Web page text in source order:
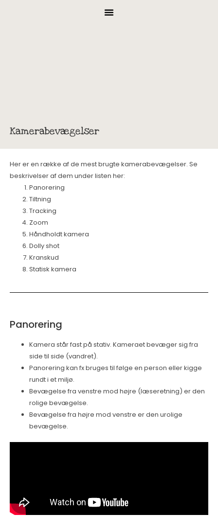
Kamerabevægelser
Her er en række af de mest brugte kamerabevægelser. Se
beskrivelser af dem under listen her:
Panorering
Tiltning
Tracking
Zoom
Håndholdt kamera
Dolly shot
Kranskud
Statisk kamera
Panorering
Kamera står fast på stativ. Kameraet bevæger sig fra
side til side (vandret).
Panorering kan fx bruges til følge en person eller kigge
rundt i et miljø.
Bevægelse fra venstre mod højre (læseretning) er den
rolige bevægelse.
Bevægelse fra højre mod venstre er den urolige
bevægelse.